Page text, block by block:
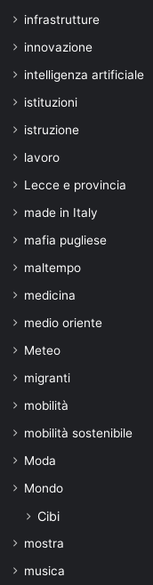
infrastrutture
innovazione
intelligenza artificiale
istituzioni
istruzione
lavoro
Lecce e provincia
made in Italy
mafia pugliese
maltempo
medicina
medio oriente
Meteo
migranti
mobilità
mobilità sostenibile
Moda
Mondo
Cibi
mostra
musica